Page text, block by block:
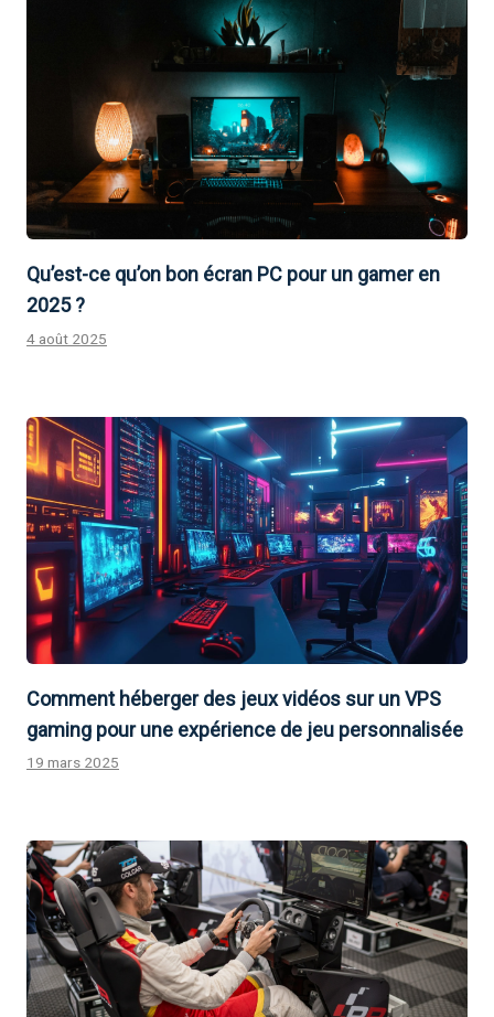
Qu’est-ce qu’on bon écran PC pour un gamer en
2025 ?
4 août 2025
Comment héberger des jeux vidéos sur un VPS
gaming pour une expérience de jeu personnalisée
19 mars 2025